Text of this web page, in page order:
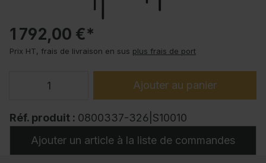
1 792,00 €*
Prix HT, frais de livraison en sus plus frais de port
Ajouter au panier
Réf. produit : 0800337-326|S10010
Ajouter un article à la liste de commandes